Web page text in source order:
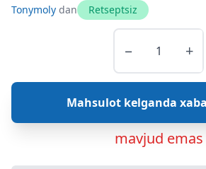
Tonymoly dan Retseptsiz
− +
Mahsulot kelganda
mavjud emas